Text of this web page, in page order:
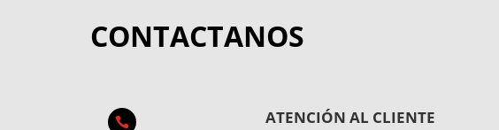
CONTACTANOS
 ATENCIÓN AL CLIENTE